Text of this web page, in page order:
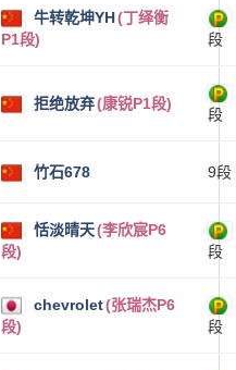
牛转乾坤YH(丁绎衡
P1段)
段
拒绝放弃(康锐P1段)
段
竹石678 9段
恬淡晴天(李欣宸P6
段)
段
chevrolet(张瑞杰P6
段)
段